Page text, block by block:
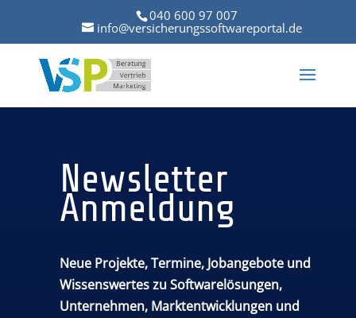
040 600 97 007
info@versicherungssoftwareportal.de
Newsletter
Anmeldung
Neue Projekte, Termine, Jobangebote und
Wissenswertes zu Softwarelösungen,
Unternehmen, Marktentwicklungen und